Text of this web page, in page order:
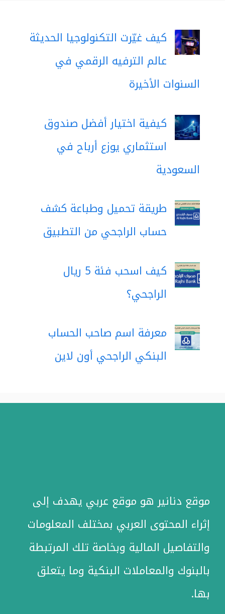
كيف غيّرت التكنولوجيا الحديثة
عالم الترفيه الرقمي في
السنوات الأخيرة
كيفية اختيار أفضل صندوق
استثماري يوزع أرباح في
السعودية
طريقة تحميل وطباعة كشف
حساب الراجحي من التطبيق
كيف اسحب فئة 5 ريال
الراجحي؟
معرفة اسم صاحب الحساب
البنكي الراجحي أون لاين
موقع دنانير هو موقع عربي يهدف إلى
إثراء المحتوى العربي بمختلف المعلومات
والتفاصيل المالية وبخاصة تلك المرتبطة
بالبنوك والمعاملات البنكية وما يتعلق
بها.